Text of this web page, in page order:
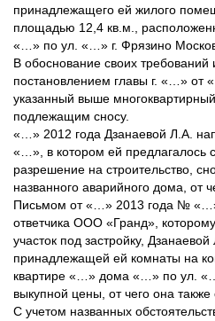
принадлежащего ей жилого
площадью 12,4 кв.м.,
«…» по ул. «…» г. Фрязино
В обоснование своих требований
постановлением главы г. «…»
указанный выше
подлежащим сносу.
«…» 2012 года Дзанаевой Л.А.
«…», в котором ей предлагалось
разрешение на строительство,
названного аварийного дома, от
Письмом от «…» 2013 года №
ответчика ООО «Гранд»,
участок под застройку,
принадлежащей ей комнаты на
квартире «…» дома «…» по ул.
выкупной цены, от чего она также
С учетом названных